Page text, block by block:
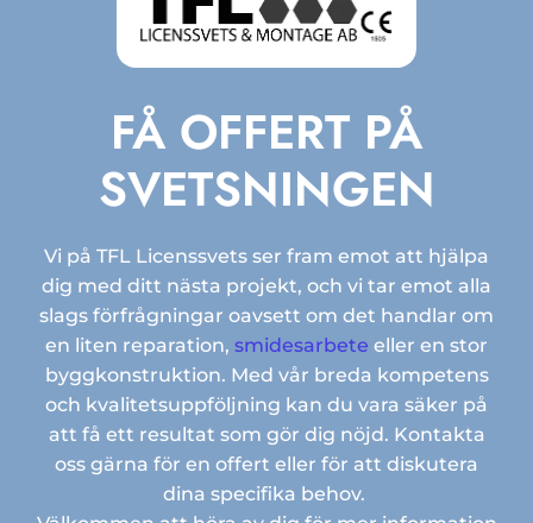
FÅ OFFERT PÅ
SVETSNINGEN
Vi på TFL Licenssvets ser fram emot att hjälpa
dig med ditt nästa projekt, och vi tar emot alla
slags förfrågningar oavsett om det handlar om
en liten reparation, smidesarbete eller en stor
byggkonstruktion. Med vår breda kompetens
och kvalitetsuppföljning kan du vara säker på
att få ett resultat som gör dig nöjd. Kontakta
oss gärna för en offert eller för att diskutera
dina specifika behov.